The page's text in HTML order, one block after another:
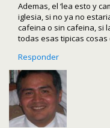
Ademas, el ‘lea esto y
iglesia, si no ya no
cafeina o sin cafeina, si
todas esas tipicas
Responder